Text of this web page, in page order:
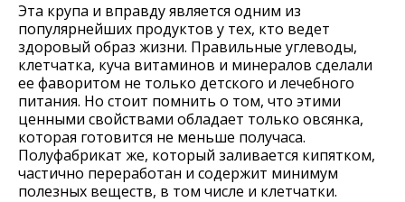
Эта крупа и вправду является одним из
популярнейших продуктов у тех, кто ведет
здоровый образ жизни. Правильные углеводы,
клетчатка, куча витаминов и минералов сделали
ее фаворитом не только детского и лечебного
питания. Но стоит помнить о том, что этими
ценными свойствами обладает только овсянка,
которая готовится не меньше получаса.
Полуфабрикат же, который заливается кипятком,
частично переработан и содержит минимум
полезных веществ, в том числе и клетчатки.